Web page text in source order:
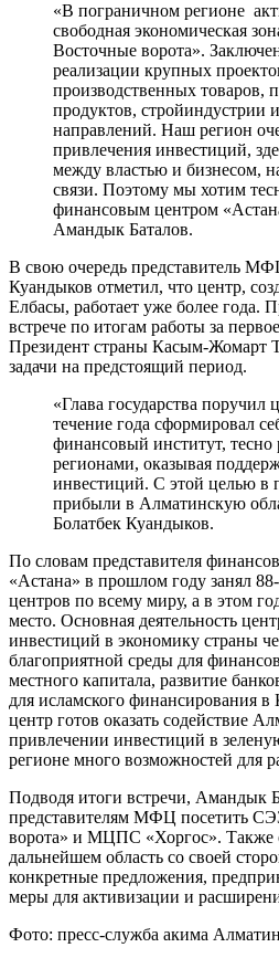
«В пограничном регионе
свободная экономическая
Восточные ворота».
реализации крупных
производственных товаров,
продуктов, стройиндустрии
направлений. Наш регион
привлечения инвестиций,
между властью и бизнесом,
связи. Поэтому мы хотим
финансовым центром
Амандык Баталов.
В свою очередь представитель
Куандыков отметил, что центр,
Елбасы, работает уже более года.
встрече по итогам работы за
Президент страны Касым-Жомарт
задачи на предстоящий период.
«Глава государства поручил
течение года сформировал
финансовый институт, тесно
регионами, оказывая
инвестиций. С этой целью в
прибыли в Алматинскую
Болатбек Куандыков.
По словам представителя
«Астана» в прошлом году занял
центров по всему миру, а в этом
место. Основная деятельность
инвестиций в экономику страны
благоприятной среды для
местного капитала, развитие
для исламского финансирования в
центр готов оказать содействие
привлечении инвестиций в
регионе много возможностей для
Подводя итоги встречи, Амандык
представителям МФЦ посетить
ворота» и МЦПС «Хоргос». Также
дальнейшем область со своей
конкретные предложения,
меры для активизации и
Фото: пресс-служба акима